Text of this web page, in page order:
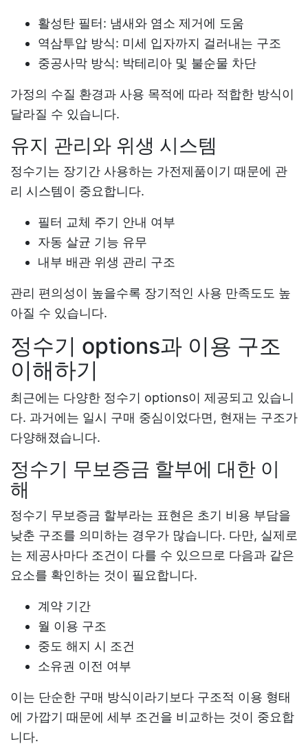
활성탄 필터: 냄새와 염소 제거에 도움
역삼투압 방식: 미세 입자까지 걸러내는 구조
중공사막 방식: 박테리아 및 불순물 차단
가정의 수질 환경과 사용 목적에 따라 적합한 방식이
달라질 수 있습니다.
유지 관리와 위생 시스템
정수기는 장기간 사용하는 가전제품이기 때문에 관
리 시스템이 중요합니다.
필터 교체 주기 안내 여부
자동 살균 기능 유무
내부 배관 위생 관리 구조
관리 편의성이 높을수록 장기적인 사용 만족도도 높
아질 수 있습니다.
정수기 options과 이용 구조
이해하기
최근에는 다양한 정수기 options이 제공되고 있습니
다. 과거에는 일시 구매 중심이었다면, 현재는 구조가
다양해졌습니다.
정수기 무보증금 할부에 대한 이
해
정수기 무보증금 할부라는 표현은 초기 비용 부담을
낮춘 구조를 의미하는 경우가 많습니다. 다만, 실제로
는 제공사마다 조건이 다를 수 있으므로 다음과 같은
요소를 확인하는 것이 필요합니다.
계약 기간
월 이용 구조
중도 해지 시 조건
소유권 이전 여부
이는 단순한 구매 방식이라기보다 구조적 이용 형태
에 가깝기 때문에 세부 조건을 비교하는 것이 중요합
니다.